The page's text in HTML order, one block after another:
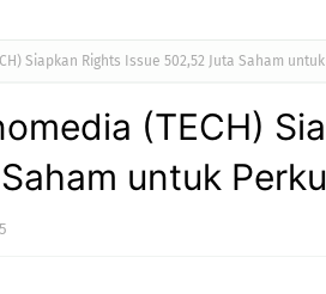
Siapkan Rights Issue 502,52 Juta Saham
(TECH)
untuk